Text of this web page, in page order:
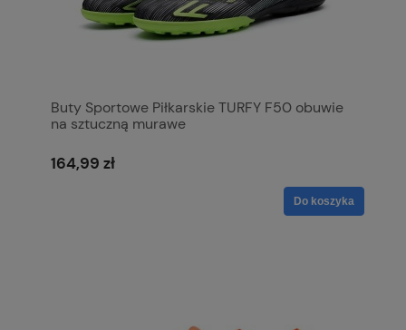
Buty Sportowe Piłkarskie TURFY F50 obuwie
na sztuczną murawe
164,99 zł
Do koszyka